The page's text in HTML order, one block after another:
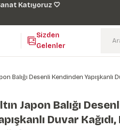
Katıyoruz 🤍
Sizden
Gelenler
Balığı Desenli Kendinden Yapışkanlı
Japon Balığı
Duvar